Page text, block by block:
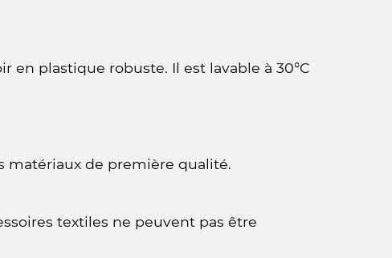
plastique robuste. Il est lavable à 30°C
matériaux de première qualité.
textiles ne peuvent pas être